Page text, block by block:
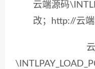
云端源码
改；http://云端
云端源